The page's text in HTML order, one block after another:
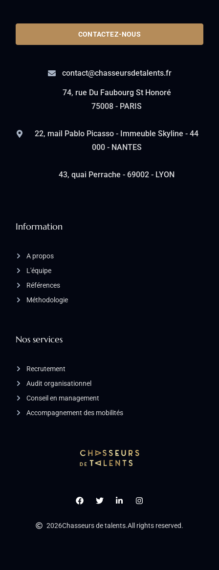
2026Chasseurs de talents.All rights reserved.
Nos services
Recrutement
Audit organisationnel
Conseil en management
Accompagnement des mobilités
Information
A propos
L'équipe
Références
Méthodologie
CONTACTEZ-NOUS
contact@chasseursdetalents.fr
74, rue Du Faubourg St Honoré
75008 - PARIS
22, mail Pablo Picasso - Immeuble Skyline - 44
000 - NANTES
43, quai Perrache - 69002 - LYON